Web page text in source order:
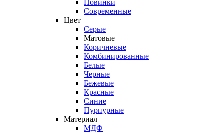
Новинки
Современные
Цвет
Серые
Матовые
Коричневые
Комбинированные
Белые
Черные
Бежевые
Красные
Синие
Пурпурные
Материал
МДФ